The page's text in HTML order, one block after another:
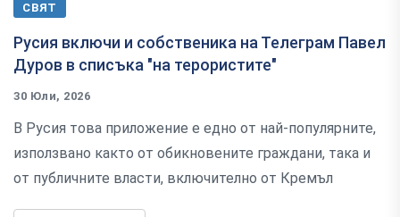
СВЯТ
Русия включи и собственика на Телеграм Павел
Дуров в списъка "на терористите"
30 Юли, 2026
В Русия това приложение е едно от най-популярните,
използвано както от обикновените граждани, така и
от публичните власти, включително от Кремъл